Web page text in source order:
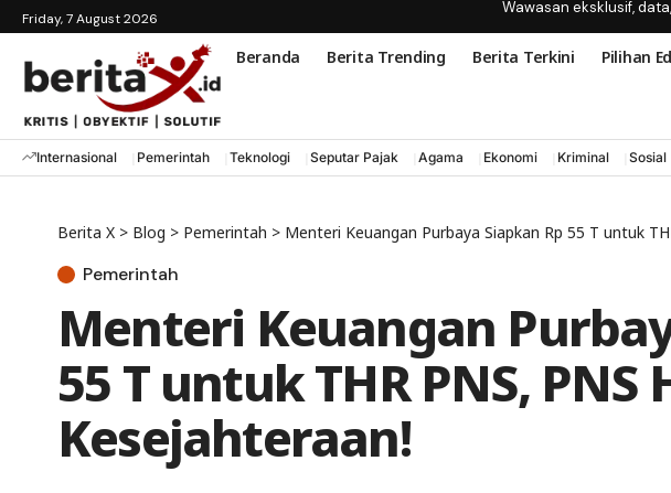
Friday, 7 August 2026
Wawasan eksklusif,
Beranda Berita Trending Berita Terkini Pilihan
Internasional Pemerintah Teknologi Seputar Pajak Agama Ekonomi Kriminal Sosial
Berita X > Blog > Pemerintah > Menteri Keuangan Purbaya Siapkan Rp 55 T untuk
Pemerintah
Menteri Keuangan
55 T untuk THR PNS,
Kesejahteraan!